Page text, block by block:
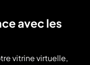
avec les
vitrine virtuelle,